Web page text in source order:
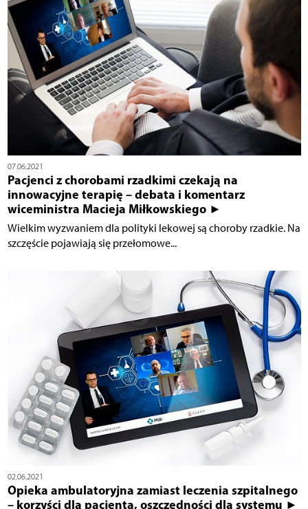
07.06.2021
Pacjenci z chorobami rzadkimi czekają na
innowacyjne terapię – debata i komentarz
wiceministra Macieja Miłkowskiego ►
Wielkim wyzwaniem dla polityki lekowej są choroby rzadkie. Na
szczęście pojawiają się przełomowe...
02.06.2021
Opieka ambulatoryjna zamiast leczenia szpitalnego
– korzyści dla pacjenta, oszczędności dla systemu ►